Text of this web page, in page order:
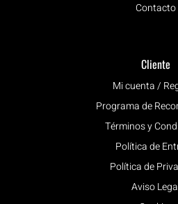
Contacto
Cliente
Mi cuenta /
Programa de
Términos y
Política de
Política de
Aviso